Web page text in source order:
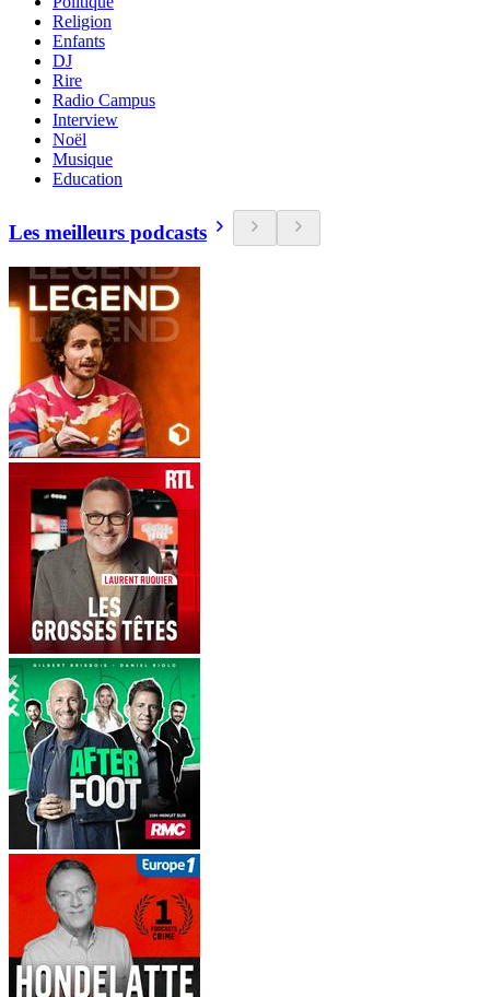
Religion
Enfants
DJ
Rire
Radio Campus
Interview
Noël
Musique
Education
Les meilleurs podcasts